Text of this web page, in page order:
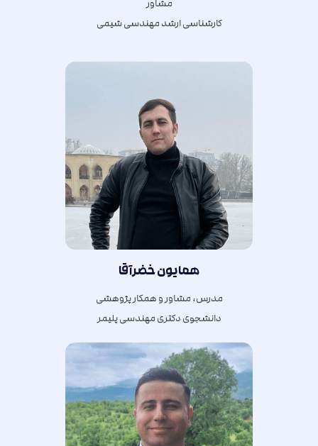
مشاور
کارشناسی ارشد مهندسی شیمی
همایون خضرآقا
مدرس، مشاور و همکار پژوهشی
دانشجوی دکتری مهندسی پلیمر